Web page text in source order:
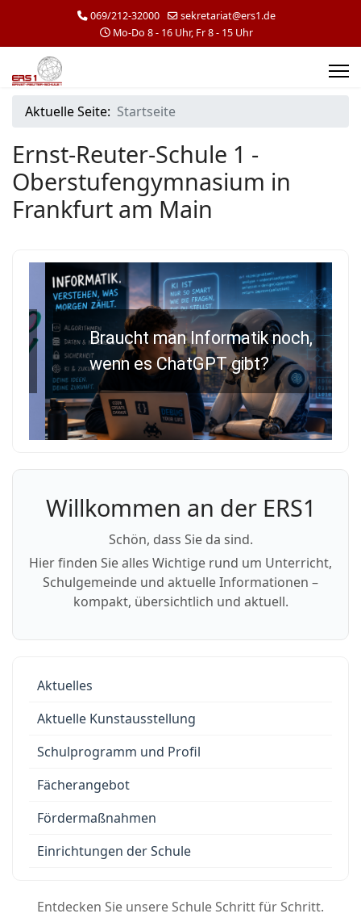
069/212-32000
sekretariat@ers1.de
Mo-Do 8 - 16 Uhr, Fr 8 - 15 Uhr
Aktuelle Seite: Startseite
Ernst-Reuter-Schule 1 -
Oberstufengymnasium in
Frankfurt am Main
Braucht man Informatik noch,
wenn es ChatGPT gibt?
Willkommen an der ERS1
Schön, dass Sie da sind.
Hier finden Sie alles Wichtige rund um Unterricht,
Schulgemeinde und aktuelle Informationen –
kompakt, übersichtlich und aktuell.
Aktuelles
Aktuelle Kunstausstellung
Schulprogramm und Profil
Fächerangebot
Fördermaßnahmen
Einrichtungen der Schule
Entdecken Sie unsere Schule Schritt für Schritt.